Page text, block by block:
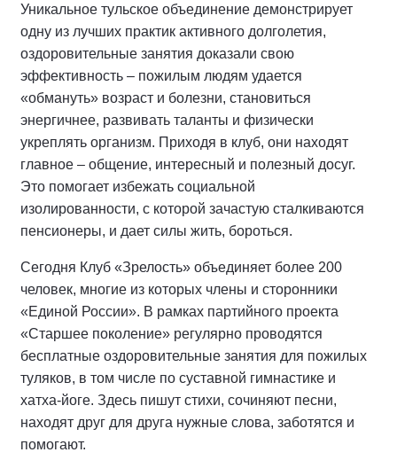
Уникальное тульское объединение демонстрирует
одну из лучших практик активного долголетия,
оздоровительные занятия доказали свою
эффективность – пожилым людям удается
«обмануть» возраст и болезни, становиться
энергичнее, развивать таланты и физически
укреплять организм. Приходя в клуб, они находят
главное – общение, интересный и полезный досуг.
Это помогает избежать социальной
изолированности, с которой зачастую сталкиваются
пенсионеры, и дает силы жить, бороться.
Сегодня Клуб «Зрелость» объединяет более 200
человек, многие из которых члены и сторонники
«Единой России». В рамках партийного проекта
«Старшее поколение» регулярно проводятся
бесплатные оздоровительные занятия для пожилых
туляков, в том числе по суставной гимнастике и
хатха-йоге. Здесь пишут стихи, сочиняют песни,
находят друг для друга нужные слова, заботятся и
помогают.